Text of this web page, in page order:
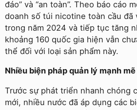
đáo” và “an toàn”. Theo báo cáo
doanh số túi nicotine toàn cầu đã
trong năm 2024 và tiếp tục tăng
khoảng 160 quốc gia hiện vẫn
thể đối với loại sản phẩm này.
Nhiều biện pháp quản lý mạnh mẽ
Trước sự phát triển nhanh chóng
mới, nhiều nước đã áp dụng các